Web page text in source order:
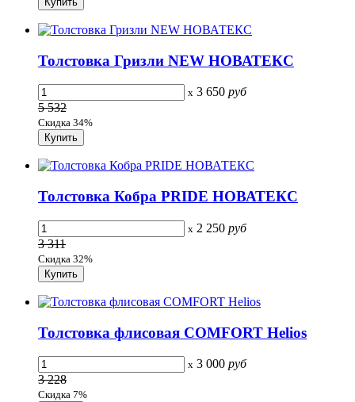
Толстовка Гризли NEW НОВАТЕКС
x 3 650 руб
5 532
Скидка 34%
Толстовка Кобра PRIDE НОВАТЕКС
x 2 250 руб
3 311
Скидка 32%
Толстовка флисовая COMFORT Helios
x 3 000 руб
3 228
Скидка 7%